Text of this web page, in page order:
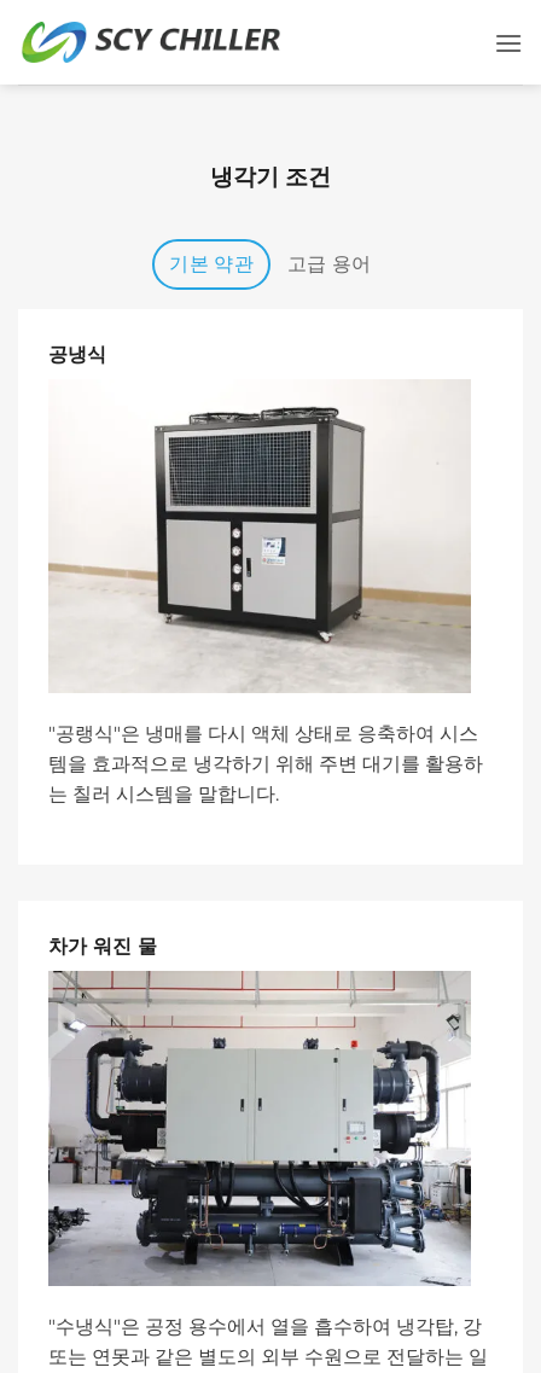
냉각기 조건
기본 약관 고급 용어
공냉식
"공랭식"은 냉매를 다시 액체 상태로 응축하여 시스
템을 효과적으로 냉각하기 위해 주변 대기를 활용하
는 칠러 시스템을 말합니다.
차가 워진 물
"수냉식"은 공정 용수에서 열을 흡수하여 냉각탑, 강
또는 연못과 같은 별도의 외부 수원으로 전달하는 일